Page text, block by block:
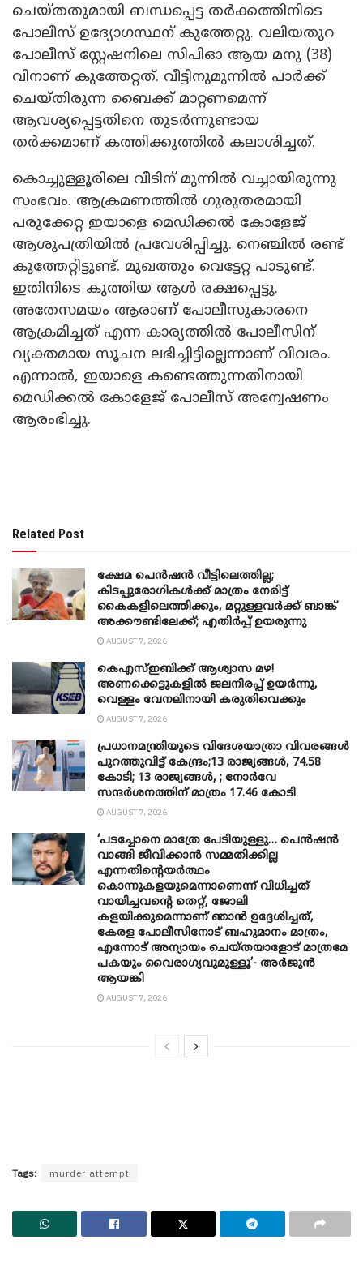
ചെയ്തതുമായി ബന്ധപ്പെട്ട തർക്കത്തിനിടെ
പോലീസ് ഉദ്യോഗസ്ഥന് കുത്തേറ്റു. വലിയതുറ
പോലീസ് സ്റ്റേഷനിലെ സിപിഓ ആയ മനു (38)
വിനാണ് കുത്തേറ്റത്. വീട്ടിനുമുന്നിൽ പാർക്ക്
ചെയ്തിരുന്ന ബൈക്ക് മാറ്റണമെന്ന്
ആവശ്യപ്പെട്ടതിനെ തുടർന്നുണ്ടായ
തർക്കമാണ് കത്തിക്കുത്തിൽ കലാശിച്ചത്.
കൊച്ചുള്ളൂരിലെ വീടിന് മുന്നിൽ വച്ചായിരുന്നു
സംഭവം. ആക്രമണത്തിൽ ഗുരുതരമായി
പരുക്കേറ്റ ഇയാളെ മെഡിക്കൽ കോളേജ്
ആശുപത്രിയിൽ പ്രവേശിപ്പിച്ചു. നെഞ്ചിൽ രണ്ട്
കുത്തേറ്റിട്ടുണ്ട്. മുഖത്തും വെട്ടേറ്റ പാടുണ്ട്.
ഇതിനിടെ കുത്തിയ ആൾ രക്ഷപ്പെട്ടു.
അതേസമയം ആരാണ് പോലീസുകാരനെ
ആക്രമിച്ചത് എന്ന കാര്യത്തിൽ പോലീസിന്
വ്യക്തമായ സൂചന ലഭിച്ചിട്ടില്ലെന്നാണ് വിവരം.
എന്നാൽ, ഇയാളെ കണ്ടെത്തുന്നതിനായി
മെഡിക്കൽ കോളേജ് പോലീസ് അന്വേഷണം
ആരംഭിച്ചു.
Related Post
ക്ഷേമ പെൻഷൻ വീട്ടിലെത്തില്ല;
കിടപ്പുരോഗികൾക്ക് മാത്രം നേരിട്ട്
കൈകളിലെത്തിക്കും, മറ്റുള്ളവർക്ക് ബാങ്ക്
അക്കൗണ്ടിലേക്ക്; എതിർപ്പ് ഉയരുന്നു
AUGUST 7, 2026
കെഎസ്ഇബിക്ക് ആശ്വാസ മഴ!
അണക്കെട്ടുകളിൽ ജലനിരപ്പ് ഉയർന്നു,
വെള്ളം വേനലിനായി കരുതിവെക്കും
AUGUST 7, 2026
പ്രധാനമന്ത്രിയുടെ വിദേശയാത്രാ വിവരങ്ങൾ
പുറത്തുവിട്ട് കേന്ദ്രം;13 രാജ്യങ്ങൾ, 74.58
കോടി; 13 രാജ്യങ്ങൾ, ; നോർവേ
സന്ദർശനത്തിന് മാത്രം 17.46 കോടി
AUGUST 7, 2026
‘പടച്ചോനെ മാത്രേ പേടിയുള്ളു… പെൻഷൻ
വാങ്ങി ജീവിക്കാൻ സമ്മതിക്കില്ല
എന്നതിന്റെയർത്ഥം
കൊന്നുകളയുമെന്നാണെന്ന് വിധിച്ചത്
വായിച്ചവന്റെ തെറ്റ്, ജോലി
കളയിക്കുമെന്നാണ് ഞാൻ ഉദ്ദേശിച്ചത്,
കേരള പോലീസിനോട് ബഹുമാനം മാത്രം,
എന്നോട് അന്യായം ചെയ്തയാളോട് മാത്രമേ
പകയും വൈരാഗ്യവുമുള്ളൂ’- അർജുൻ
ആയങ്കി
AUGUST 7, 2026
Tags: murder attempt